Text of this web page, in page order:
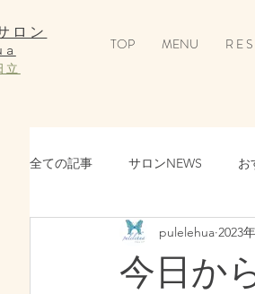
TOP MENU R E
ロン
立
全ての記事 サロンNEWS お
ONLINE SHOP（Body
今日か
pulelehua 2023